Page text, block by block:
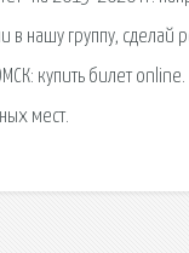
в нашу группу,
купить билет
мест.